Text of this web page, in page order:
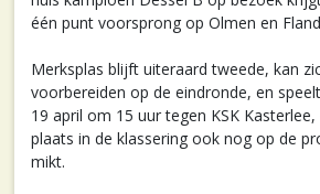
één punt voorsprong op Olmen en
Merksplas blijft uiteraard tweede, kan
voorbereiden op de eindronde, en
19 april om 15 uur tegen KSK
plaats in de klassering ook nog op de
mikt.